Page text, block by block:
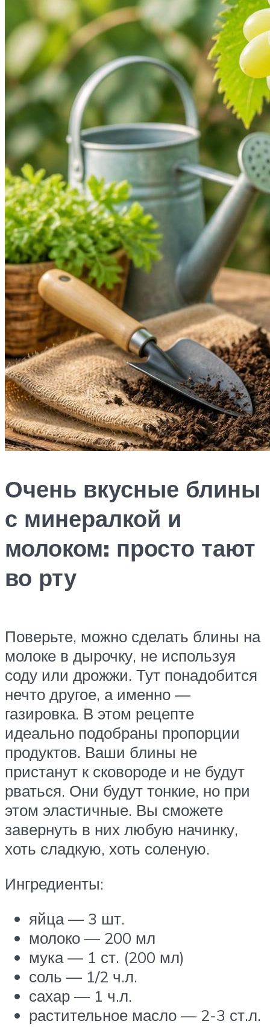
Очень вкусные блины
с минералкой и
молоком: просто тают
во рту
Поверьте, можно сделать блины на
молоке в дырочку, не используя
соду или дрожжи. Тут понадобится
нечто другое, а именно —
газировка. В этом рецепте
идеально подобраны пропорции
продуктов. Ваши блины не
пристанут к сковороде и не будут
рваться. Они будут тонкие, но при
этом эластичные. Вы сможете
завернуть в них любую начинку,
хоть сладкую, хоть соленую.
Ингредиенты:
яйца — 3 шт.
молоко — 200 мл
мука — 1 ст. (200 мл)
соль — 1/2 ч.л.
сахар — 1 ч.л.
растительное масло — 2-3 ст.л.